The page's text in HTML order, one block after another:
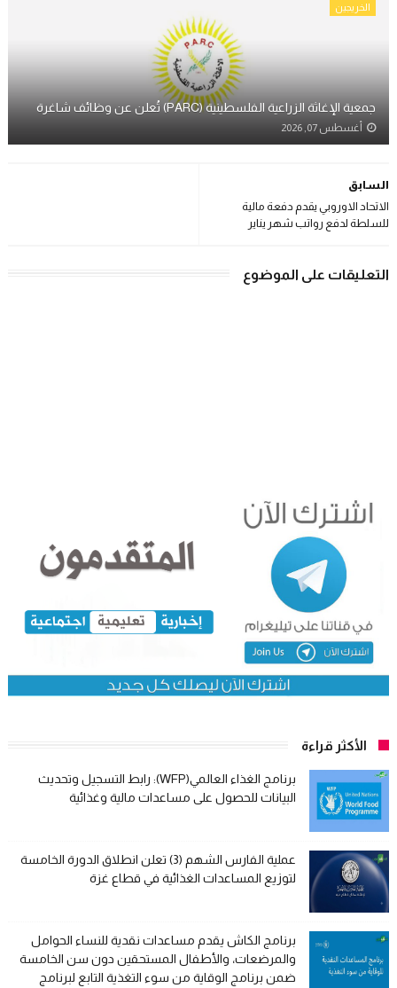
الخريجين
جمعية الإغاثة الزراعية الفلسطينية (PARC) تُعلن عن وظائف شاغرة
أغسطس 07, 2026
السابق
الاتحاد الاوروبي يقدم دفعة مالية
للسلطة لدفع رواتب شهر يناير
التعليقات على الموضوع
الأكثر قراءة
برنامج الغذاء العالمي(WFP): رابط التسجيل وتحديث
البيانات للحصول على مساعدات مالية وغذائية
عملية الفارس الشهم (3) تعلن انطلاق الدورة الخامسة
لتوزيع المساعدات الغذائية في قطاع غزة
برنامج الكاش يقدم مساعدات نقدية للنساء الحوامل
والمرضعات، والأطفال المستحقين دون سن الخامسة
ضمن برنامج الوقاية من سوء التغذية التابع لبرنامج